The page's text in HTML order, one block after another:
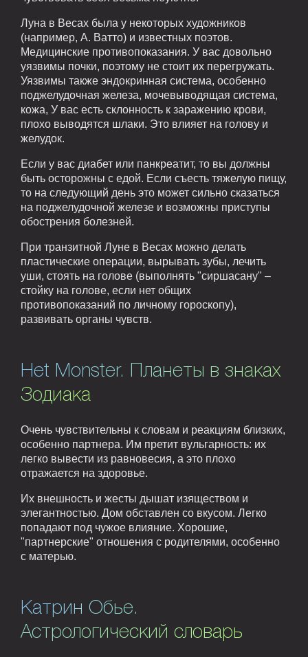
Луна в Весах была у некоторых художников
(например, А. Ватто) и известных поэтов.
Медицинские противопоказания. У вас довольно
уязвимы почки, поэтому не стоит их перегружать.
Уязвимы также эндокринная система, особенно
поджелудочная железа, мочевыводящая система,
кожа, У вас есть склонность к заражению крови,
плохо выводятся шлаки. Это влияет на голову и
желудок.
Если у вас диабет или панкреатит, то вы должны
быть осторожны с едой. Если съесть тяжелую пищу,
то на следующий день это может сильно сказаться
на поджелудочной железе и возможны приступы
обострения болезней.
При транзитной Луне в Весах можно делать
пластические операции, вырывать зубы, лечить
уши, стоять на голове (выполнять "сиршасану" –
стойку на голове, если нет общих
противопоказаний по личному гороскопу),
развивать органы чувств.
Het Monster. Планеты в знаках
Зодиака
Очень чувствительны к словам и реакциям близких,
особенно партнера. Им претит вульгарность: их
легко вывести из равновесия, а это плохо
отражается на здоровье.
Их внешность и жесты дышат изяществом и
элегантностью. Дом обставлен со вкусом. Легко
попадают под чужое влияние. Хорошие,
"партнерские" отношения с родителями, особенно
с матерью.
Катрин Обье.
Астрологический словарь